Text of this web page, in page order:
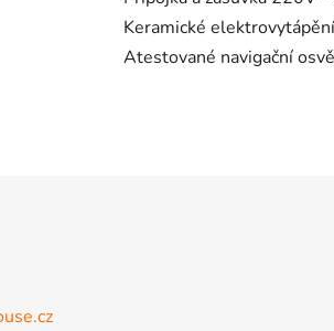
Keramické
Atestované navigační